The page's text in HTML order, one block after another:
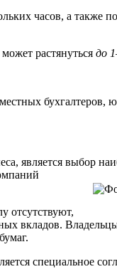
часов, а также
растянуться до
бухгалтеров,
является выбор
отсутствуют,
вкладов.
специальное